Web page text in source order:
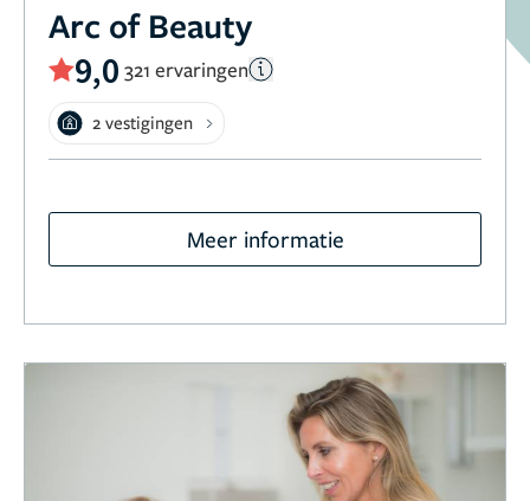
Arc of Beauty
9,0 321 ervaringen
2 vestigingen
Meer informatie